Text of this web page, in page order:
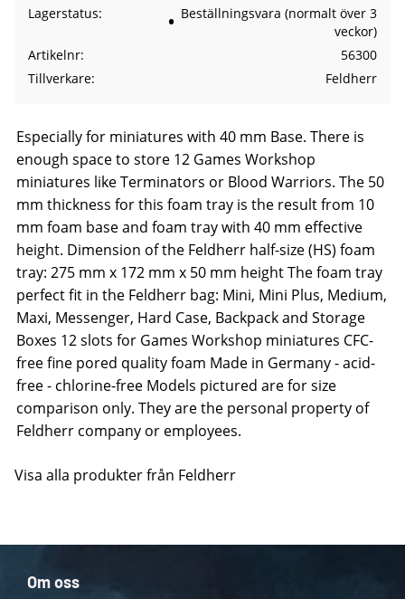
Lagerstatus
Beställningsvara (normalt över 3
veckor)
Artikelnr
56300
Tillverkare
Feldherr
Especially for miniatures with 40 mm Base. There is
enough space to store 12 Games Workshop
miniatures like Terminators or Blood Warriors. The 50
mm thickness for this foam tray is the result from 10
mm foam base and foam tray with 40 mm effective
height. Dimension of the Feldherr half-size (HS) foam
tray: 275 mm x 172 mm x 50 mm height The foam tray
perfect fit in the Feldherr bag: Mini, Mini Plus, Medium,
Maxi, Messenger, Hard Case, Backpack and Storage
Boxes 12 slots for Games Workshop miniatures CFC-
free fine pored quality foam Made in Germany - acid-
free - chlorine-free Models pictured are for size
comparison only. They are the personal property of
Feldherr company or employees.
Visa alla produkter från Feldherr
Om oss